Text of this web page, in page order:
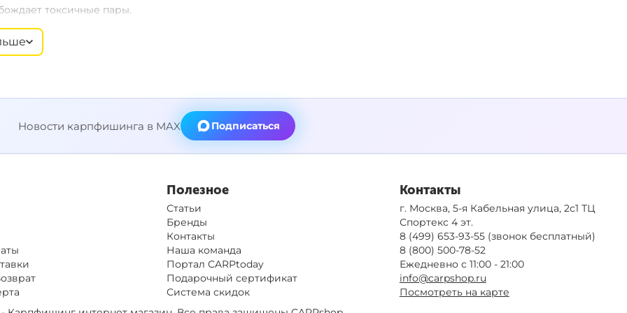
токсичные пары.
на 10-40 секунд до полного затвердевания.
от прямых солнечных лучей.
Новости карпфишинга в MAX Подписаться
Полезное
Статьи
Бренды
Контакты
Наша команда
Портал CARPtoday
Подарочный сертификат
Система скидок
Контакты
г. Москва, 5-я Кабельная улица, 2с1 ТЦ
Спортекс 4 эт.
8 (499) 653-93-55(звонок бесплатный)
8 (800) 500-78-52
Ежедневно с 11:00 - 21:00
info@carpshop.ru
Посмотреть на карте